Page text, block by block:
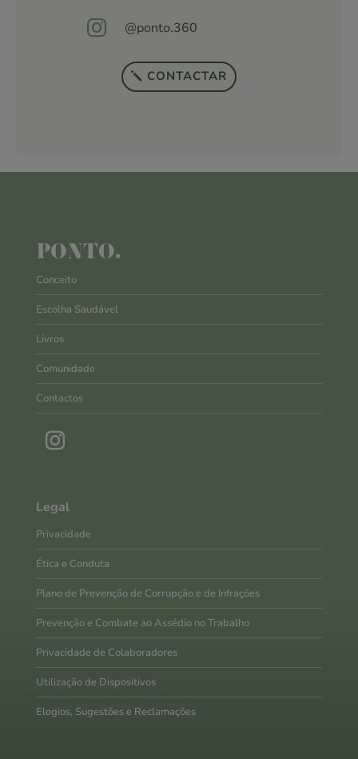
 @ponto.360
CONTACTAR
PONTO.
Conceito
Escolha Saudável
Livros
Comunidade
Contactos
Legal
Privacidade
Ética e Conduta
Plano de Prevenção de Corrupção e de Infrações
Prevenção e Combate ao Assédio no Trabalho
Privacidade de Colaboradores
Utilização de Dispositivos
Elogios, Sugestões e Reclamações